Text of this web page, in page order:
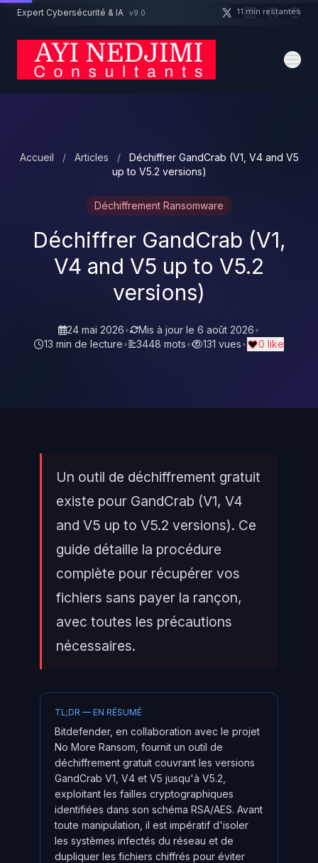
Aller au contenu principal
Expert Cybersécurité & IA v9.0
Accueil / Articles /
Déchiffrer GandCrab (V1, V4 and V5
up to V5.2 versions)
Déchiffrement Ransomware
Déchiffrer GandCrab (V1,
V4 and V5 up to V5.2
versions)
24 mai 2026• Mis à jour le 6 août 2026•
13 min de lecture• 3448 mots• 131 vues• 0 like
Un outil de déchiffrement gratuit
existe pour GandCrab (V1, V4
and V5 up to V5.2 versions). Ce
guide détaille la procédure
complète pour récupérer vos
fichiers sans payer la rançon,
avec toutes les précautions
nécessaires.
TL;DR — EN RÉSUMÉ
Bitdefender, en collaboration avec le projet
No More Ransom, fournit un outil de
déchiffrement gratuit couvrant les versions
GandCrab V1, V4 et V5 jusqu'à V5.2,
exploitant les failles cryptographiques
identifiées dans son schéma RSA/AES. Avant
toute manipulation, il est impératif d'isoler
les systèmes infectés du réseau et de
dupliquer les fichiers chiffrés pour éviter
Un projet cybersécurité ? 11 min restantes